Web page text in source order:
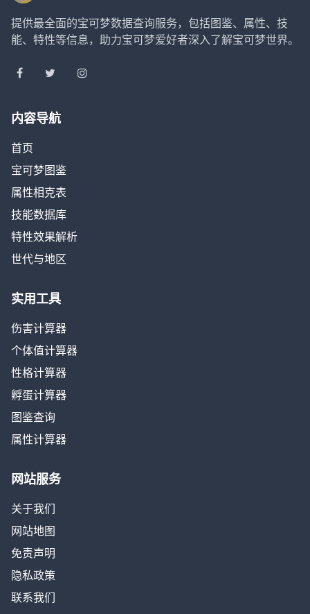
提供最全面的宝可梦数据查询服务，包括图鉴、属性、技
能、特性等信息，助力宝可梦爱好者深入了解宝可梦世界。
内容导航
首页
宝可梦图鉴
属性相克表
技能数据库
特性效果解析
世代与地区
实用工具
伤害计算器
个体值计算器
性格计算器
孵蛋计算器
图鉴查询
属性计算器
网站服务
关于我们
网站地图
免责声明
隐私政策
联系我们